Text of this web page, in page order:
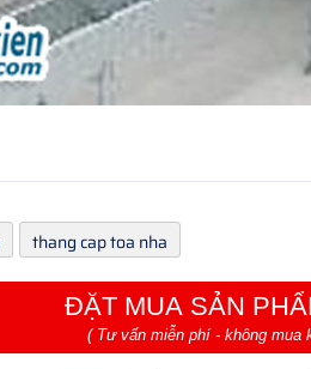
thang cap toa nha
ĐẶT MUA SẢN
( Tư vấn miễn phí - không mua